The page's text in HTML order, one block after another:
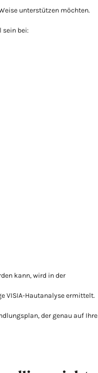
unterstützen möchten.
sein bei:
kann, wird in der
VISIA-Hautanalyse ermittelt.
der genau auf Ihre